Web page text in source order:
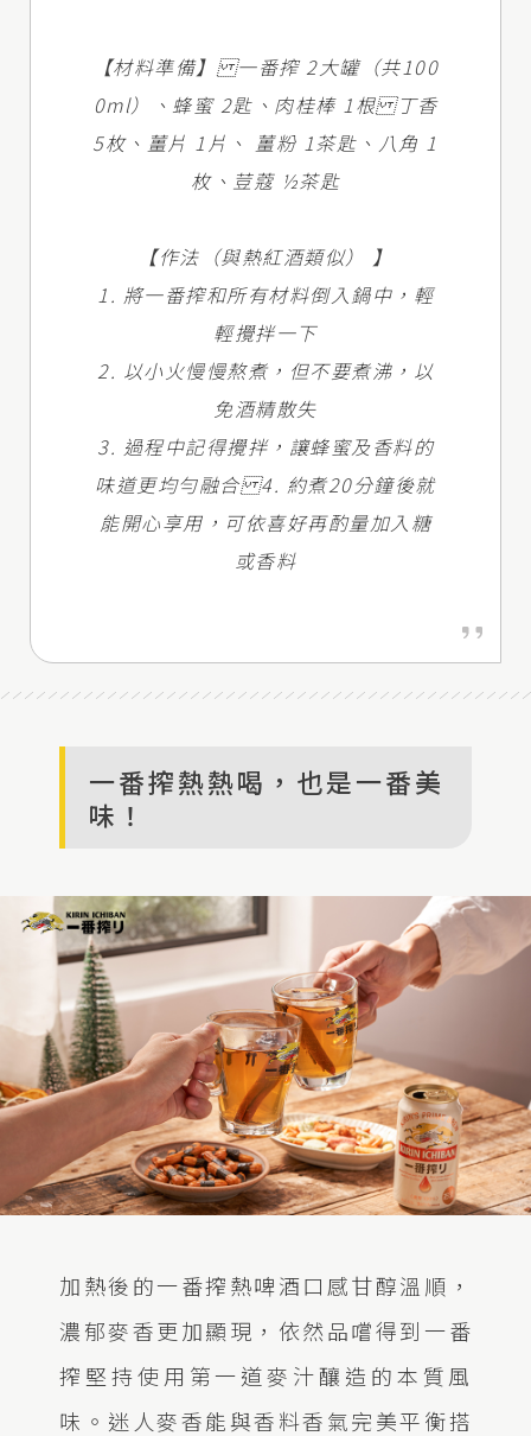
【材料準備】 一番搾 2大罐（共100
0ml）、蜂蜜 2匙、肉桂棒 1根 丁香
5枚、薑片 1片、 薑粉 1茶匙、八角 1
枚、荳蔻 ½茶匙
【作法（與熱紅酒類似） 】
1. 將一番搾和所有材料倒入鍋中，輕
輕攪拌一下
2. 以小火慢慢熬煮，但不要煮沸，以
免酒精散失
3. 過程中記得攪拌，讓蜂蜜及香料的
味道更均勻融合 4. 約煮20分鐘後就
能開心享用，可依喜好再酌量加入糖
或香料
一番搾熱熱喝，也是一番美
味！
加熱後的一番搾熱啤酒口感甘醇溫順，
濃郁麥香更加顯現，依然品嚐得到一番
搾堅持使用第一道麥汁釀造的本質風
味。迷人麥香能與香料香氣完美平衡搭